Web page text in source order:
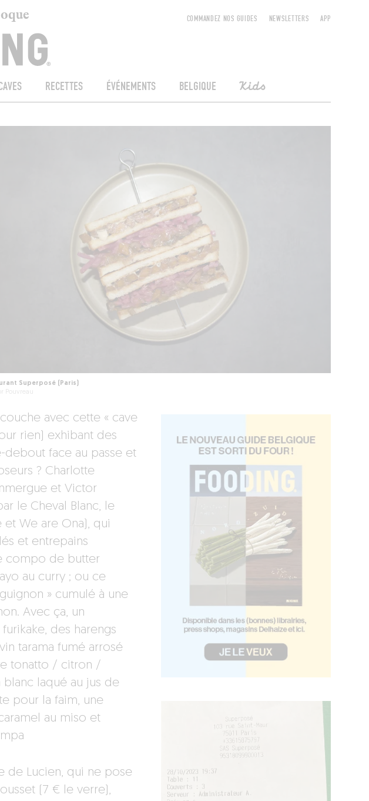
RECETTES ÉVÉNEMENTS BELGIQUE Kids
COMMANDEZ NOS GUIDES NEWSLETTERS APP
Superposé (Paris)
Pouvreau
avec cette « cave
rien) exhibant des
debout face au passe et
? Charlotte
et Victor
le Cheval Blanc, le
We are Ona), qui
et entrepains
compo de butter
au curry ; ou ce
» cumulé à une
Avec ça, un
des harengs
tarama fumé arrosé
tonatto / citron /
laqué au jus de
pour la faim, une
au miso et
de Lucien, qui ne pose
(7 € le verre),